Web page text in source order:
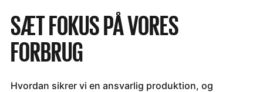
SÆT FOKUS PÅ VORES
FORBRUG
Hvordan sikrer vi en ansvarlig produktion, og